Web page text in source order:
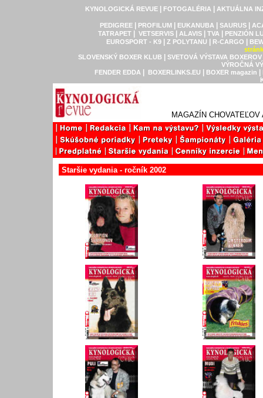
KYNOLOGICKÁ REVUE| FOTOGALÉRIA|
AKTUÁLNA
PEDIGREE| PROFILUM| EUKANUBA| SAURUS|
TATRAPET
VETSERVIS ALAVIS TVA
PENZIÓN
EUROSPORT - K9
Z POLYTANU R-CARGO
SLOVENSKÝ BOXER KLUB
SVETOVÁ VÝSTAVA BOXEROV
VÝROČNÁ
FENDER EDDA
BOXERLINKS.EU BOXER magazin
MAGAZÍN
Staršie vydania - ročník 2002